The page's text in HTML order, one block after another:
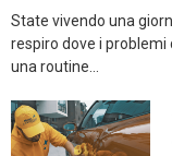
State vivendo una
respiro dove i problemi
una routine...